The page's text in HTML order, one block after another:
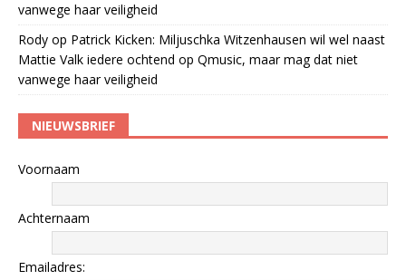
vanwege haar veiligheid
Rody op Patrick Kicken: Miljuschka Witzenhausen wil wel naast
Mattie Valk iedere ochtend op Qmusic, maar mag dat niet
vanwege haar veiligheid
NIEUWSBRIEF
Voornaam
Achternaam
Emailadres: